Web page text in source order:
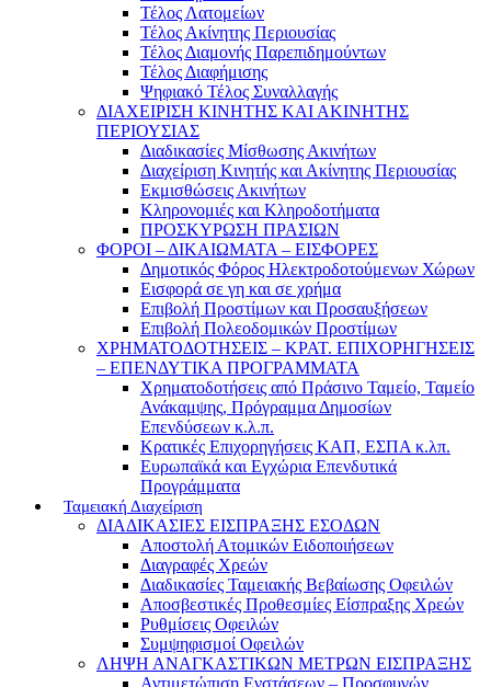
Τέλος Λατομείων
Τέλος Ακίνητης Περιουσίας
Τέλος Διαμονής Παρεπιδημούντων
Τέλος Διαφήμισης
Ψηφιακό Τέλος Συναλλαγής
ΔΙΑΧΕΙΡΙΣΗ ΚΙΝΗΤΗΣ ΚΑΙ ΑΚΙΝΗΤΗΣ
ΠΕΡΙΟΥΣΙΑΣ
Διαδικασίες Μίσθωσης Ακινήτων
Διαχείριση Κινητής και Ακίνητης Περιουσίας
Εκμισθώσεις Ακινήτων
Κληρονομιές και Κληροδοτήματα
ΠΡΟΣΚΥΡΩΣΗ ΠΡΑΣΙΩΝ
ΦΟΡΟΙ – ΔΙΚΑΙΩΜΑΤΑ – ΕΙΣΦΟΡΕΣ
Δημοτικός Φόρος Ηλεκτροδοτούμενων Χώρων
Εισφορά σε γη και σε χρήμα
Επιβολή Προστίμων και Προσαυξήσεων
Επιβολή Πολεοδομικών Προστίμων
ΧΡΗΜΑΤΟΔΟΤΗΣΕΙΣ – ΚΡΑΤ. ΕΠΙΧΟΡΗΓΗΣΕΙΣ
– ΕΠΕΝΔΥΤΙΚΑ ΠΡΟΓΡΑΜΜΑΤΑ
Χρηματοδοτήσεις από Πράσινο Ταμείο, Ταμείο
Ανάκαμψης, Πρόγραμμα Δημοσίων
Επενδύσεων κ.λ.π.
Κρατικές Επιχορηγήσεις ΚΑΠ, ΕΣΠΑ κ.λπ.
Ευρωπαϊκά και Εγχώρια Επενδυτικά
Προγράμματα
Ταμειακή Διαχείριση
ΔΙΑΔΙΚΑΣΙΕΣ ΕΙΣΠΡΑΞΗΣ ΕΣΟΔΩΝ
Αποστολή Ατομικών Ειδοποιήσεων
Διαγραφές Χρεών
Διαδικασίες Ταμειακής Βεβαίωσης Οφειλών
Αποσβεστικές Προθεσμίες Είσπραξης Χρεών
Ρυθμίσεις Οφειλών
Συμψηφισμοί Οφειλών
ΛΗΨΗ ΑΝΑΓΚΑΣΤΙΚΩΝ ΜΕΤΡΩΝ ΕΙΣΠΡΑΞΗΣ
Αντιμετώπιση Ενστάσεων – Προσφυγών